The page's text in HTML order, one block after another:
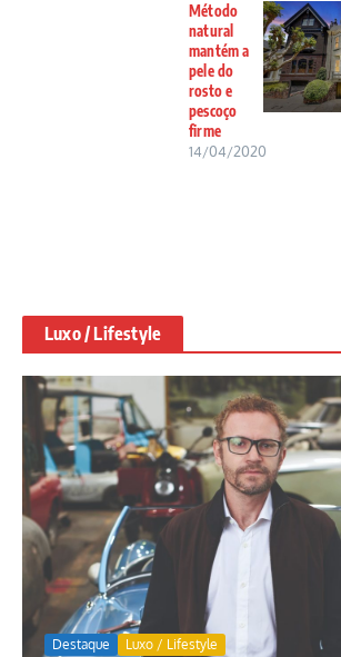
Método
natural
mantém a
pele do
rosto e
pescoço
firme
14/04/2020
Luxo / Lifestyle
Destaque Luxo / Lifestyle